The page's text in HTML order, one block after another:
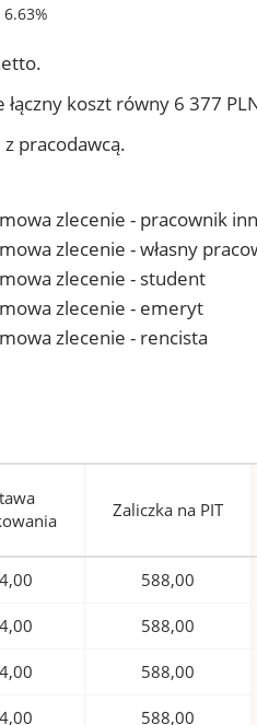
łączny koszt równy 6 377
pracodawcą.
zlecenie - pracownik
zlecenie - własny
zlecenie - student
zlecenie - emeryt
zlecenie - rencista
Zaliczka na PIT
588,00
588,00
588,00
588,00